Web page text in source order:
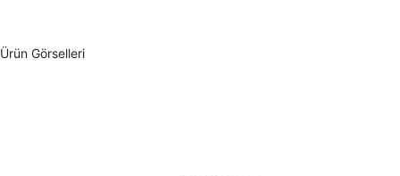
Ürün Görselleri